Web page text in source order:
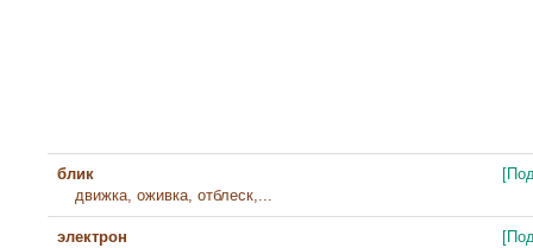
блик
движка, оживка, отблеск,...
электрон